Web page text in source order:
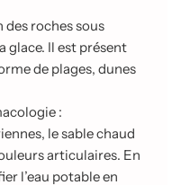
des roches sous
glace. Il est présent
de plages, dunes
:
le sable chaud
articulaires. En
l’eau potable en